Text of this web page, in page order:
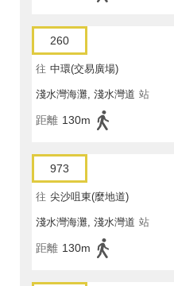
260
往 中環(交易廣場)
淺水灣海灘, 淺水灣道 站
距離 130m
973
往 尖沙咀東(麼地道)
淺水灣海灘, 淺水灣道 站
距離 130m